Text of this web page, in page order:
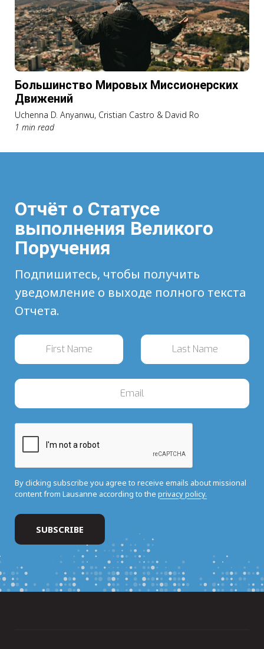
Большинство Мировых Миссионерских
Движений
Uchenna D. Anyanwu, Cristian Castro & David Ro
1 min read
Отчёт о Статусе
выполнения Великого
Поручения
Подпишитесь, чтобы получить
уведомление о выходе полного текста
Отчета.
By clicking subscribe you agree to receive emails about missional
content from Lausanne according to the privacy policy.